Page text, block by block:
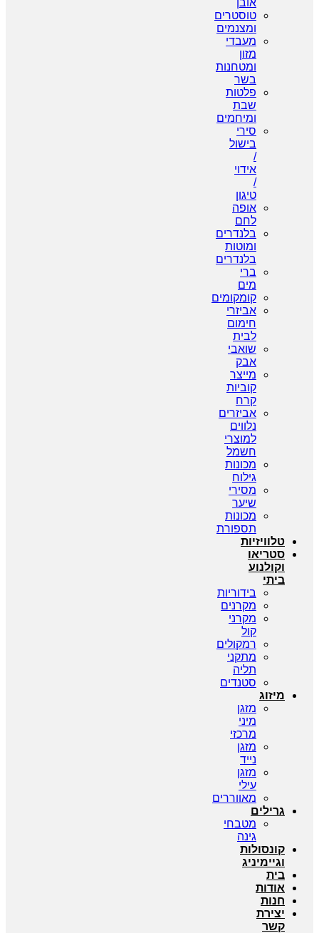
טוסטרים
ומצנמים
מעבדי
מזון
ומטחנות
בשר
פלטות
שבת
ומיחמים
סירי
בישול
/
אידוי
/
טיגון
אופה
לחם
בלנדרים
ומוטות
בלנדרים
ברי
מים
קומקומים
אביזרי
חימום
לבית
שואבי
אבק
מייצר
קוביות
קרח
אביזרים
נלווים
למוצרי
חשמל
מכונות
גילוח
מסירי
שיער
מכונות
תספורת
טלוויזיות
סטריאו
וקולנוע
ביתי
בידוריות
מקרנים
מקרני
קול
רמקולים
מתקני
תליה
סטנדים
מיזוג
מזגן
מיני
מרכזי
מזגן
נייד
מזגן
עילי
מאווררים
גרילים
מטבחי
גינה
קונסולות
וגיימיניג
בית
אודות
חנות
יצירת
קשר